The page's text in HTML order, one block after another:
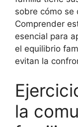
sobre cómo se
Comprender
esencial para
el equilibrio
evitan la
la